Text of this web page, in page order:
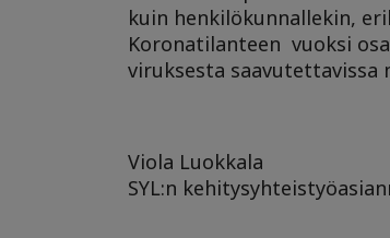
kuin henkilökunnallekin,
Koronatilanteen vuoksi
viruksesta saavutettavissa
Viola Luokkala
SYL:n